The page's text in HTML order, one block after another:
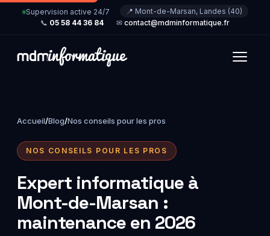
Supervision active 24/7
📍 Mont-de-Marsan, Landes (40)
📞 05 58 44 36 84 ✉ contact@mdminformatique.fr
Accueil/Blog/Nos conseils pour les pros
NOS CONSEILS POUR LES PROS
Expert informatique à
Mont-de-Marsan :
maintenance en 2026